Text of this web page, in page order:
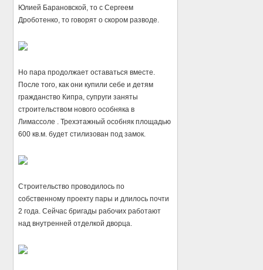
Юлией Барановской, то с Сергеем
Дроботенко, то говорят о скором разводе.
Но пара продолжает оставаться вместе.
После того, как они купили себе и детям
гражданство Кипра, супруги заняты
строительством нового особняка в
Лимассоле . Трехэтажный особняк площадью
600 кв.м. будет стилизован под замок.
Строительство проводилось по
собственному проекту пары и длилось почти
2 года. Сейчас бригады рабочих работают
над внутренней отделкой дворца.